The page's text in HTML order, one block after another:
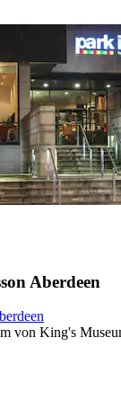
Aberdeen
von King's